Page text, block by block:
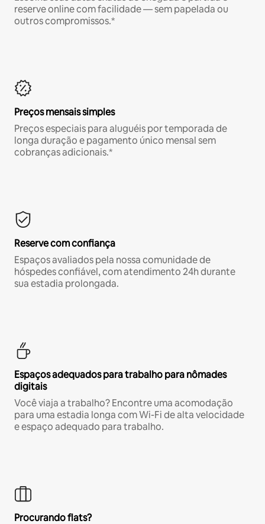
reserve online com facilidade — sem papelada ou
outros compromissos.*
Preços mensais simples
Preços especiais para aluguéis por temporada de
longa duração e pagamento único mensal sem
cobranças adicionais.*
Reserve com confiança
Espaços avaliados pela nossa comunidade de
hóspedes confiável, com atendimento 24h durante
sua estadia prolongada.
Espaços adequados para trabalho para nômades
digitais
Você viaja a trabalho? Encontre uma acomodação
para uma estadia longa com Wi-Fi de alta velocidade
e espaço adequado para trabalho.
Procurando flats?